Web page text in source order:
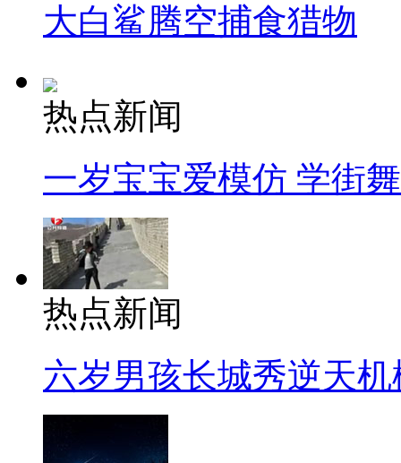
大白鲨腾空捕食猎物
热点新闻
一岁宝宝爱模仿 学街
热点新闻
六岁男孩长城秀逆天机